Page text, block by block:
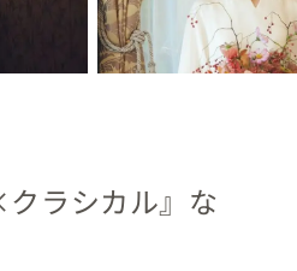
ラシカル』な